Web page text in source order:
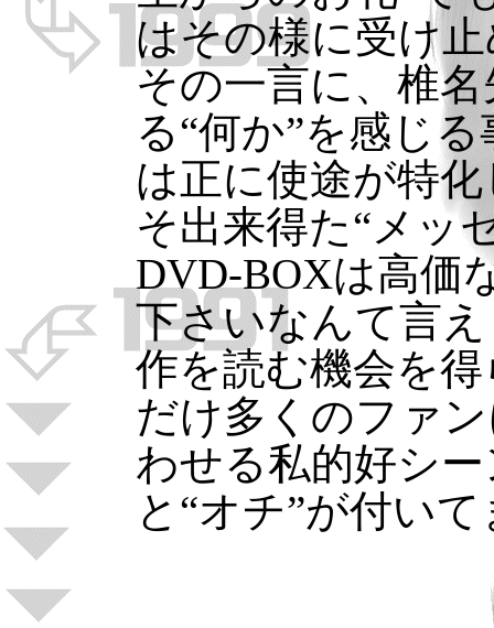
はその様に受け
その一言に、椎
る“何か”を感じ
は正に使途が特
そ出来得た“メッ
DVD-BOXは高価
下さいなんて言
作を読む機会を
だけ多くのファ
わせる私的好シ
と“オチ”が付い